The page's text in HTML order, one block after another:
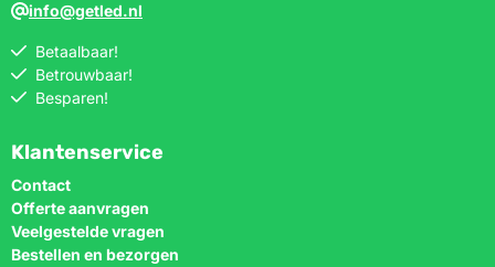
info@getled.nl
Betaalbaar!
Betrouwbaar!
Besparen!
Klantenservice
Contact
Offerte aanvragen
Veelgestelde vragen
Bestellen en bezorgen